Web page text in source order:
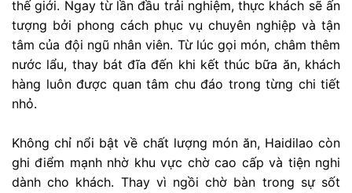
thế giới. Ngay từ lần đầu trải nghiệm, thực khách sẽ ấn
tượng bởi phong cách phục vụ chuyên nghiệp và tận
tâm của đội ngũ nhân viên. Từ lúc gọi món, châm thêm
nước lẩu, thay bát đĩa đến khi kết thúc bữa ăn, khách
hàng luôn được quan tâm chu đáo trong từng chi tiết
nhỏ.
Không chỉ nổi bật về chất lượng món ăn, Haidilao còn
ghi điểm mạnh nhờ khu vực chờ cao cấp và tiện nghi
dành cho khách. Thay vì ngồi chờ bàn trong sự sốt